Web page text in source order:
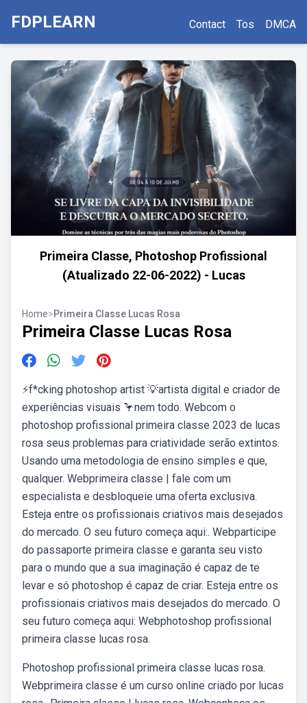
FDPLEARN Contact Tos DMCA
Primeira Classe, Photoshop Profissional
(Atualizado 22-06-2022) - Lucas
Home>Primeira Classe Lucas Rosa
Primeira Classe Lucas Rosa
⚡️f*cking photoshop artist 💡artista digital e criador de
experiências visuais 🦩nem todo. Webcom o
photoshop profissional primeira classe 2023 de lucas
rosa seus problemas para criatividade serão extintos.
Usando uma metodologia de ensino simples e que,
qualquer. Webprimeira classe | fale com um
especialista e desbloqueie uma oferta exclusiva.
Esteja entre os profissionais criativos mais desejados
do mercado. O seu futuro começa aqui:. Webparticipe
do passaporte primeira classe e garanta seu visto
para o mundo que a sua imaginação é capaz de te
levar e só photoshop é capaz de criar. Esteja entre os
profissionais criativos mais desejados do mercado. O
seu futuro começa aqui: Webphotoshop profissional
primeira classe lucas rosa.
Photoshop profissional primeira classe lucas rosa.
Webprimeira classe é um curso online criado por lucas